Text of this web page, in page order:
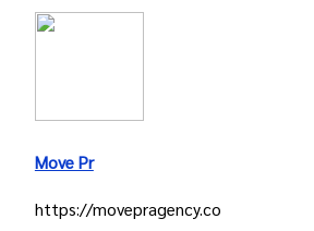
Move Pr
https://movepragency.co